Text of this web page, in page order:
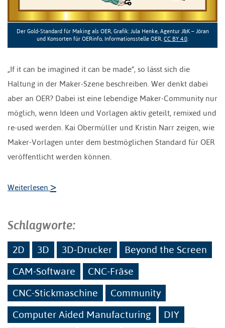
Der Gold-Standard für Making als OER, Grafik: Jula Henke, Agentur J&K – Jöran
und Konsorten für OERinfo, Informationsstelle OER, CC BY 4.0
„If it can be imagined it can be made“, so lässt sich die
Haltung in der Maker-Szene beschreiben. Wer denkt dabei
aber an OER? Dabei ist eine lebendige Maker-Community nur
möglich, wenn Ideen und Vorlagen aktiv geteilt, remixed und
re-used werden. Kai Obermüller und Kristin Narr zeigen, wie
Maker-Vorlagen unter dem bestmöglichen Standard für OER
veröffentlicht werden können.
Weiterlesen >
Schlagworte:
2D 3D 3D-Drucker
Beyond the Screen
CAM-Software
CNC-Fräse
CNC-Stickmaschine
Community
Computer Aided Manufacturing
DIY